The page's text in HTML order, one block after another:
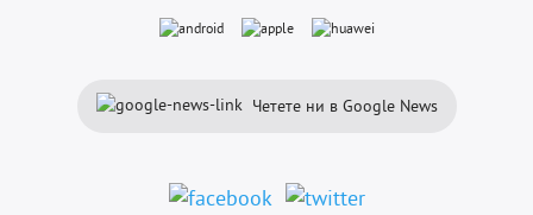
Четете ни в Google News